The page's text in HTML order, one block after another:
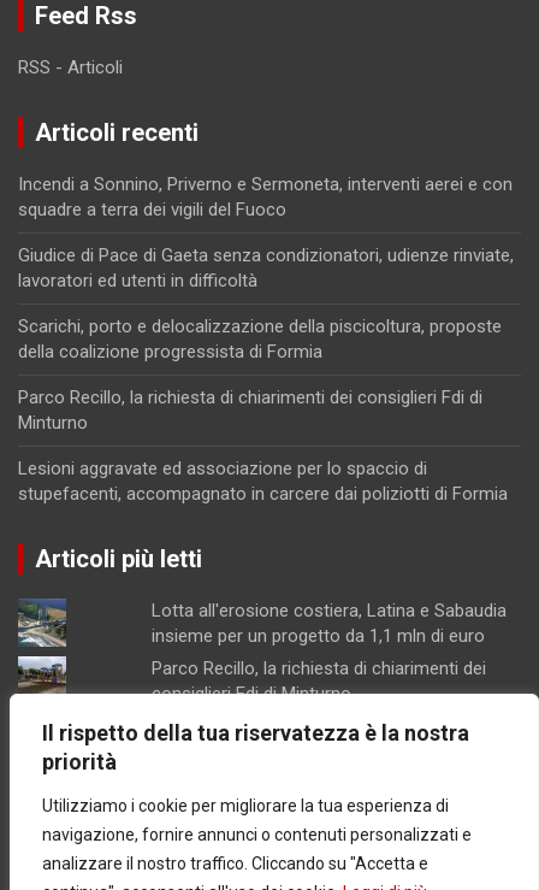
Il rispetto della tua riservatezza è la nostra
priorità
Utilizziamo i cookie per migliorare la tua esperienza di
navigazione, fornire annunci o contenuti personalizzati e
analizzare il nostro traffico. Cliccando su "Accetta e
Feed Rss
RSS - Articoli
Articoli recenti
Incendi a Sonnino, Priverno e Sermoneta, interventi aerei e con
squadre a terra dei vigili del Fuoco
Giudice di Pace di Gaeta senza condizionatori, udienze rinviate,
lavoratori ed utenti in difficoltà
Scarichi, porto e delocalizzazione della piscicoltura, proposte
della coalizione progressista di Formia
Parco Recillo, la richiesta di chiarimenti dei consiglieri Fdi di
Minturno
Lesioni aggravate ed associazione per lo spaccio di
stupefacenti, accompagnato in carcere dai poliziotti di Formia
Articoli più letti
Lotta all'erosione costiera, Latina e Sabaudia
insieme per un progetto da 1,1 mln di euro
Parco Recillo, la richiesta di chiarimenti dei
consiglieri Fdi di Minturno
Lesioni aggravate ed associazione per lo
Scarichi, porto e delocalizzazione della
piscicoltura, proposte della coalizione
progressista di Formia